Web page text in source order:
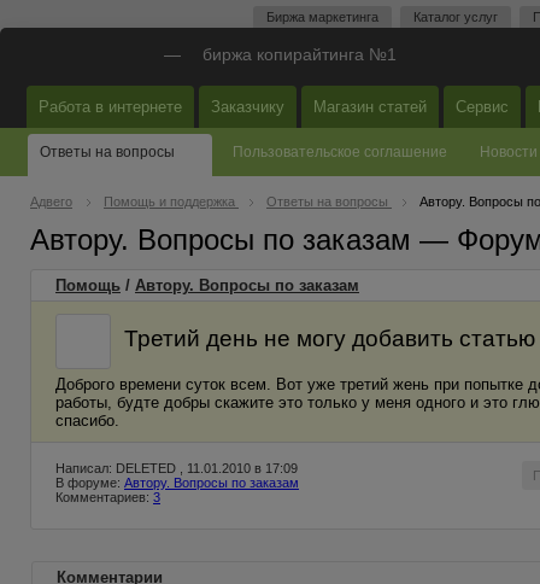
Биржа маркетинга Каталог услуг
— биржа копирайтинга №1
Работа в интернете Заказчику Магазин статей Сервис
Ответы на вопросы Пользовательское соглашение Новости
Адвего Помощь и поддержка Ответы на вопросы Автору. Вопросы
Автору. Вопросы по заказам —
Помощь / Автору. Вопросы по заказам
Третий день не могу добавить
Доброго времени суток всем. Вот уже третий жень при попытке
работы, будте добры скажите это только у меня одного и это
спасибо.
Написал: DELETED , 11.01.2010 в 17:09
В форуме: Автору. Вопросы по заказам
Комментариев: 3
Комментарии